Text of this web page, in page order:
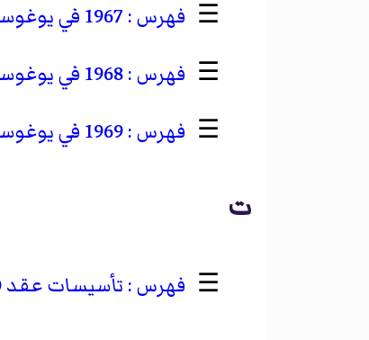
☰
1967 في يوغوسلافيا
☰
1968 في يوغوسلافيا
☰
1969 في يوغوسلافيا
ت
☰ تأسيسات عقد 1960 في يوغوسلافيا